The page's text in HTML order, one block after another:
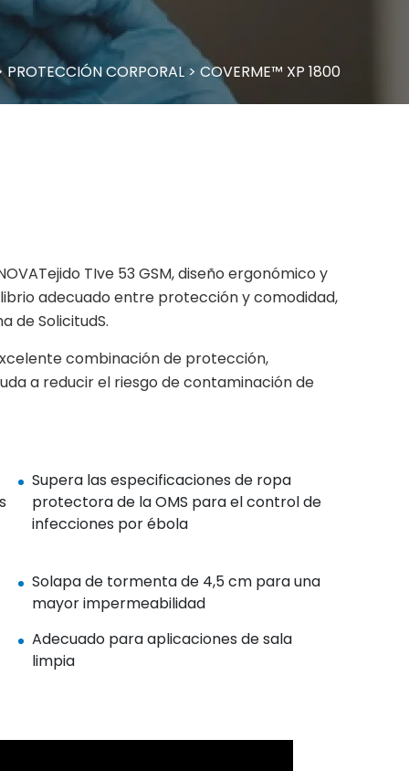
PROTECCIÓN CORPORAL> COVERME™ XP 1800
TIve 53 GSM, diseño ergonómico y
adecuado entre protección y comodidad,
de SolicitudS.
combinación de protección,
a reducir el riesgo de contaminación de
Supera las especificaciones de ropa
protectora de la OMS para el control de
infecciones por ébola
Solapa de tormenta de 4,5 cm para una
mayor impermeabilidad
Adecuado para aplicaciones de sala
limpia